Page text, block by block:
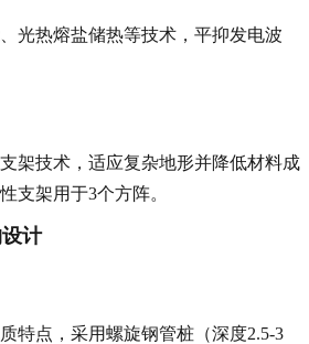
光热熔盐储热等技术，平抑发电波
架技术，适应复杂地形并降低材料成
支架用于3个方阵。
计
特点，采用螺旋钢管桩（深度2.5-3